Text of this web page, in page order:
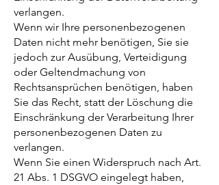
verlangen.
Wenn wir Ihre personenbezogenen
Daten nicht mehr benötigen, Sie sie
jedoch zur Ausübung, Verteidigung
oder Geltendmachung von
Rechtsansprüchen benötigen, haben
Sie das Recht, statt der Löschung die
Einschränkung der Verarbeitung Ihrer
personenbezogenen Daten zu
verlangen.
Wenn Sie einen Widerspruch nach Art.
21 Abs. 1 DSGVO eingelegt haben,